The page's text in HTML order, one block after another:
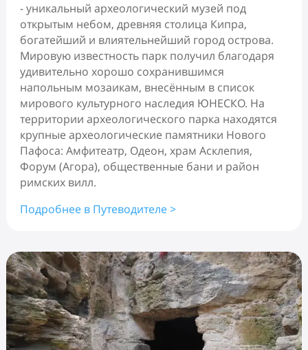
- уникальный археологический музей под
открытым небом, древняя столица Кипра,
богатейший и влиятельнейший город острова.
Мировую известность парк получил благодаря
удивительно хорошо сохранившимся
напольным мозаикам, внесённым в список
мирового культурного наследия ЮНЕСКО. На
территории археологического парка находятся
крупные археологические памятники Нового
Пафоса: Амфитеатр, Одеон, храм Асклепия,
Форум (Агора), общественные бани и район
римских вилл.
Подробнее в Путеводителе >